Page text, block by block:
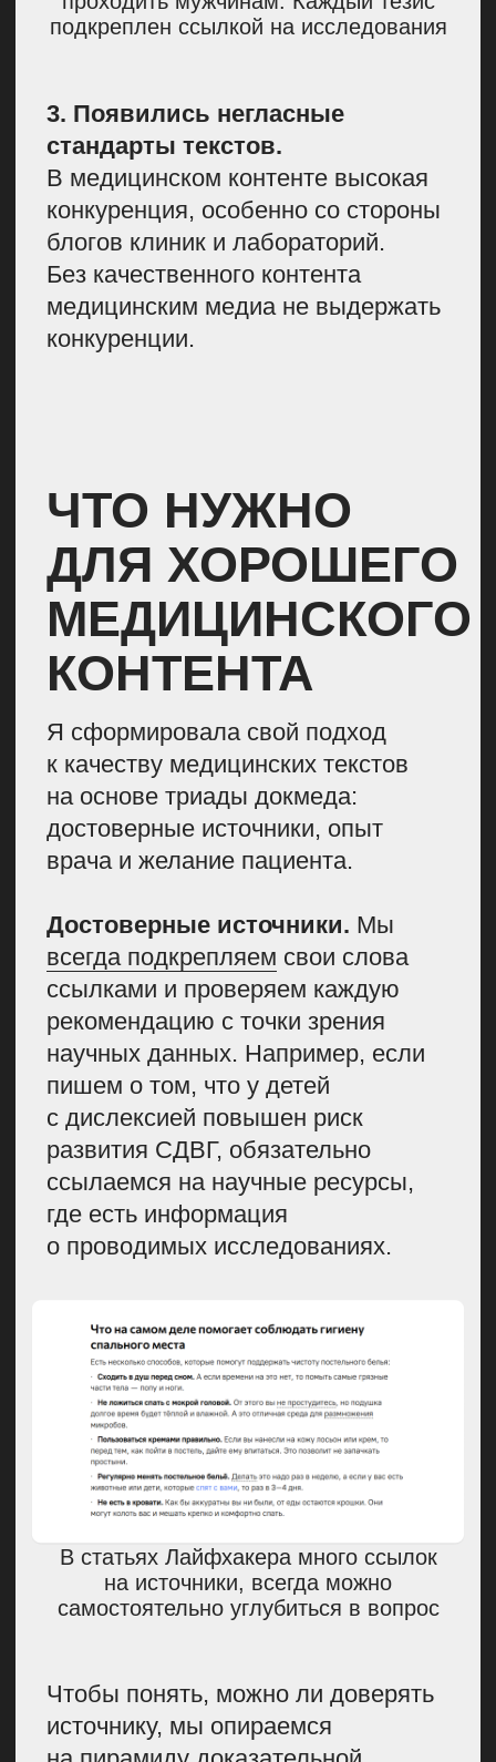
самостоятельно углубиться в вопрос
на пирамиду доказательной
медицины. На вершине находятся
максимально надежные источники:
систематические обзоры,
метаанализы, клинические
рекомендации и гайдлайны.
Внизу расположены менее
надежные: лабораторные
и отчеты по случаю.
человека, а не на масштабных
исследованиях. Такое мнение
может не подходить всем и бывает
субъективным.
В Лайфхакере мы использовали
источники с верхних уровней
пирамиды. Если их не удавалось
найти, мы обращали внимание
на силу источника и принимали
решение доверять ли ему
по пирамиде.
Для отбора источников в редакциях
Купрума и Лайфхакера используют
пирамиду доказательной медицины.
Источник: сайт Купрума
Опыт конкретного врача
в конкретной медицинской
системе.Исследования
и протоколы описывают идеальные
условия лечения, но только
практикующий врач знает, что
происходит в сфере
в страну, или какие методы лечения
доступны в определенном городе
страны.
Другие причины опираться
на комментарии врачей:
Российские читатели любят, когда
есть мнение человека в белом
халате. Для людей важно, чтобы
кто-то подтвердил написанное
в статье.
доверия со стороны поисковых
систем.
Желание пациента. Это играет